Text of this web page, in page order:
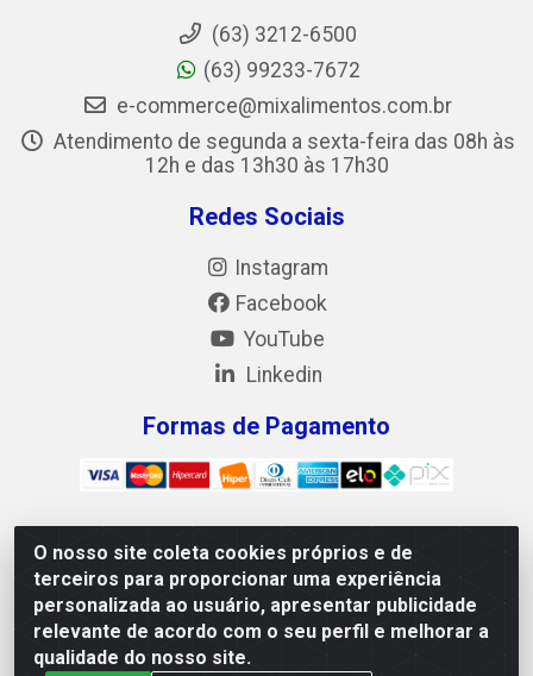
O nosso site coleta cookies próprios e de
terceiros para proporcionar uma experiência
personalizada ao usuário, apresentar publicidade
relevante de acordo com o seu perfil e melhorar a
qualidade do nosso site.
(63) 3212-6500
(63) 99233-7672
e-commerce@mixalimentos.com.br
Atendimento de segunda a sexta-feira das 08h às
12h e das 13h30 às 17h30
Redes Sociais
Instagram
Facebook
YouTube
Linkedin
Formas de Pagamento
Mix Alimentos LTDA - Quadra Asr Ne 55 (412 Norte), Alameda
02, S/N - Plano Diretor Norte, Palmas/TO - CEP 77.006-540 -
CNPJ 05.922.500/0001-02